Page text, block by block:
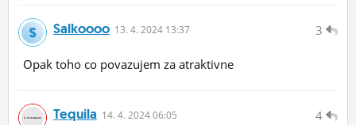
3
Salkoooo 13. 4. 2024 13:37
Opak toho co povazujem za atraktivne
4
Tequila 14. 4. 2024 06:05